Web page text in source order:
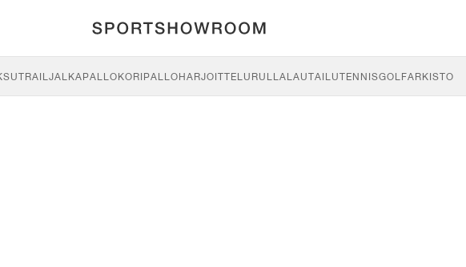
TRAILJALKAPALLOKORIPALLOHARJOITTELU RULLALAUTAILUTENNISGOLFARKISTO